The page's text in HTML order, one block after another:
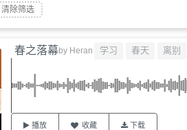
清除筛选
春之落幕by Heran 学习 春天 离别
播放 收藏 下载